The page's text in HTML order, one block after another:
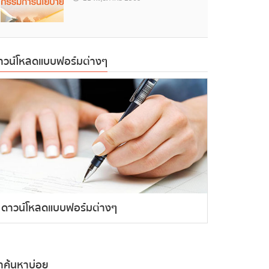
วน์โหลดแบบฟอร์มต่างๆ
ดาวน์โหลดแบบฟอร์มต่างๆ
ค้นหาบ่อย